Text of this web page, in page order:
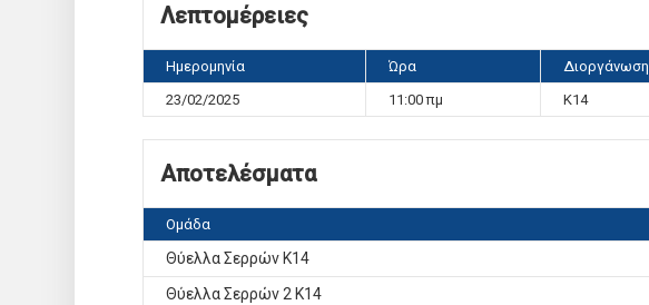
Λεπτομέρειες
Ημερομηνία Ώρα Διοργάνωση
23/02/2025
11:00 πμ K14
Αποτελέσματα
Ομάδα
Θύελλα Σερρών Κ14
Θύελλα Σερρών 2 Κ14